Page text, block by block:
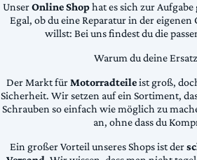
UnserOnline Shophat es sich zur
Egal, ob du eine Reparatur in der
willst: Bei uns findest du die
Warum du deine
Der Markt fürMotorradteileist groß,
Sicherheit. Wir setzen auf ein Sortiment,
Schrauben so einfach wie möglich zu
an, ohne dass du
Ein großer Vorteil unseres Shops ist der